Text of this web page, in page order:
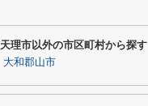
天理市以外の市区町村から探す
大和郡山市